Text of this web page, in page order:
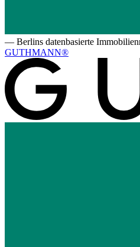
— Berlins datenbasierte
GUTHMANN®